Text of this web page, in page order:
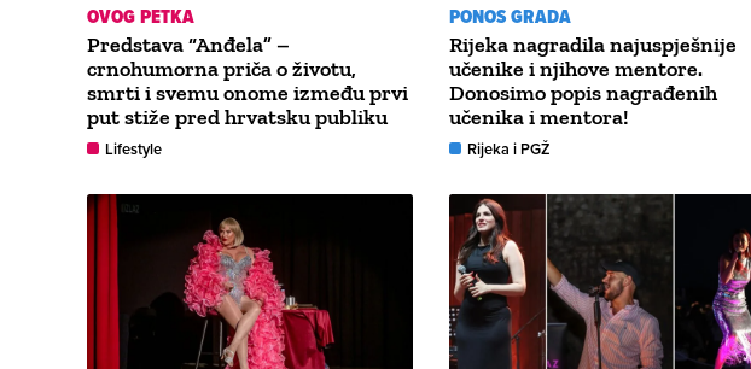
OVOG PETKA
Predstava “Anđela” –
crnohumorna priča o životu,
smrti i svemu onome između prvi
put stiže pred hrvatsku publiku
Lifestyle
PONOS GRADA
Rijeka nagradila najuspješnije
učenike i njihove mentore.
Donosimo popis nagrađenih
učenika i mentora!
Rijeka i PGŽ